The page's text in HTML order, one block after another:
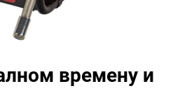
времену и